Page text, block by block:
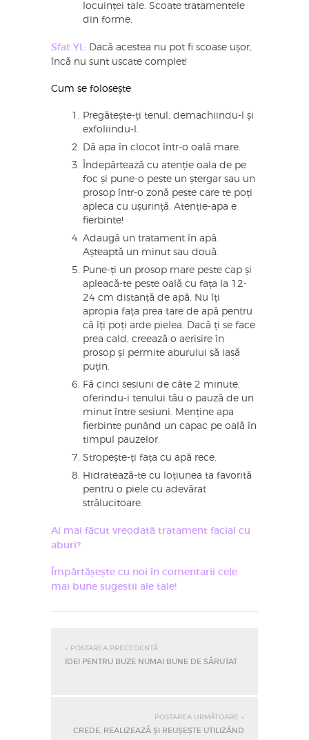
locuinței tale. Scoate tratamentele
din forme.
Sfat YL: Dacă acestea nu pot fi scoase ușor,
încă nu sunt uscate complet!
Cum se folosește
Pregătește-ți tenul, demachiindu-l și
exfoliindu-l.
Dă apa în clocot într-o oală mare.
Îndepărtează cu atenție oala de pe
foc și pune-o peste un ștergar sau un
prosop într-o zonă peste care te poți
apleca cu ușurință. Atenție-apa e
fierbinte!
Adaugă un tratament în apă.
Așteaptă un minut sau două.
Pune-ți un prosop mare peste cap și
apleacă-te peste oală cu fața la 12-
24 cm distanță de apă. Nu îți
apropia fața prea tare de apă pentru
că îți poți arde pielea. Dacă ți se face
prea cald, creează o aerisire în
prosop și permite aburului să iasă
puțin.
Fă cinci sesiuni de câte 2 minute,
oferindu-i tenului tău o pauză de un
minut între sesiuni. Menține apa
fierbinte punând un capac pe oală în
timpul pauzelor.
Stropește-ți fața cu apă rece.
Hidratează-te cu loțiunea ta favorită
pentru o piele cu adevărat
strălucitoare.
Ai mai făcut vreodată tratament facial cu
aburi?
Împărtășește cu noi în comentarii cele
mai bune sugestii ale tale!
« POSTAREA PRECEDENTĂ
IDEI PENTRU BUZE NUMAI BUNE DE SĂRUTAT
POSTAREA URMĂTOARE »
CREDE, REALIZEAZĂ ȘI REUȘEȘTE UTILIZÂND